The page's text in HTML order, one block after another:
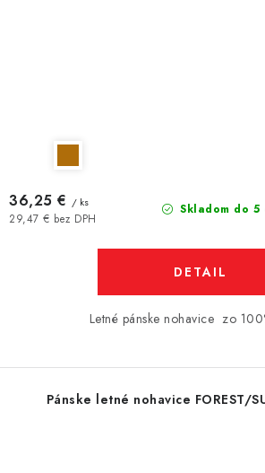
Skladom do 5
29,47 € bez DPH
36,25 € / ks
DETAIL
Letné pánske nohavice zo
Pánske letné nohavice FOREST/